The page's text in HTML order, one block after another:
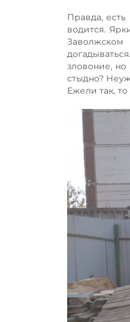
Правда,
водится.
Заволжском
зловоние,
стыдно?
Ежели так,